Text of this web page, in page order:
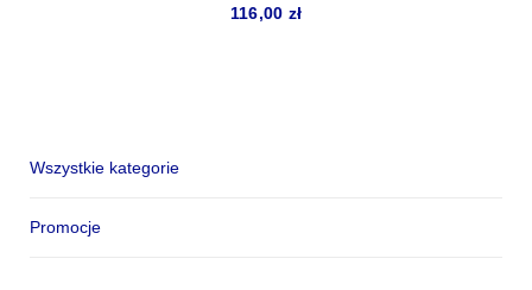
116,00 zł
Wszystkie kategorie
Promocje